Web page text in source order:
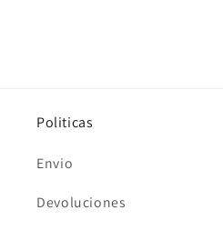
Politicas
Envio
Devoluciones